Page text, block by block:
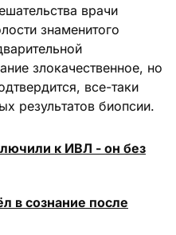
врачи
знаменитого
злокачественное, но
все-таки
результатов биопсии.
к ИВЛ - он без
в сознание после